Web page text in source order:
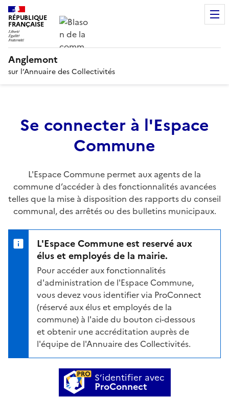
RÉPUBLIQUE
FRANÇAISE
Anglemont
sur l’Annuaire des Collectivités
Se connecter à l'Espace
Commune
L'Espace Commune permet aux agents de la
commune d’accéder à des fonctionnalités avancées
telles que la mise à disposition des rapports du conseil
communal, des arrêtés ou des bulletins municipaux.
L'Espace Commune est reservé aux
élus et employés de la mairie.
Pour accéder aux fonctionnalités
d'administration de l'Espace Commune,
vous devez vous identifier via ProConnect
(réservé aux élus et employés de la
commune) à l'aide du bouton ci-dessous
et obtenir une accréditation auprès de
l'équipe de l'Annuaire des Collectivités.
S’identifier avec
ProConnect